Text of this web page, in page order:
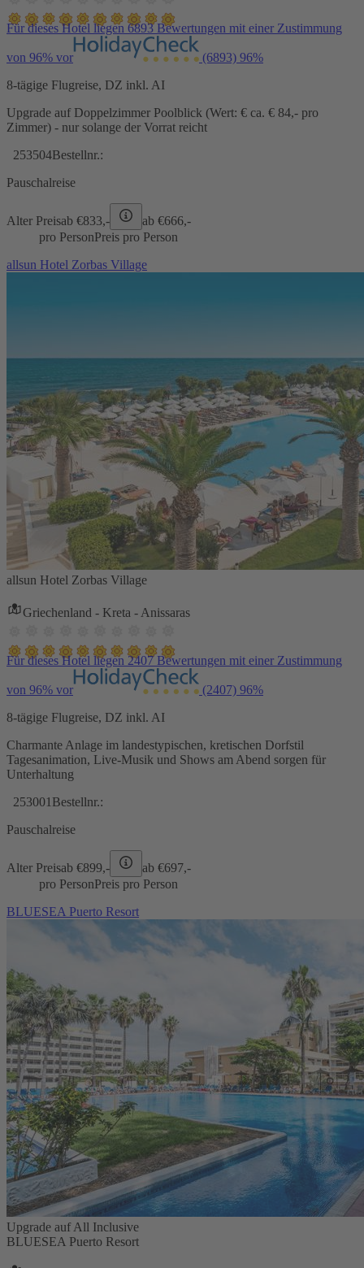
Für dieses Hotel liegen 6893 Bewertungen mit einer Zustimmung
von 96% vor (6893) 96%
8-tägige Flugreise, DZ inkl. AI
Upgrade auf Doppelzimmer Poolblick (Wert: € ca. € 84,- pro
Zimmer) - nur solange der Vorrat reicht
253504Bestellnr.:
Pauschalreise
Alter Preisab €833,- ab €666,-
pro PersonPreis pro Person
allsun Hotel Zorbas Village
allsun Hotel Zorbas Village
Griechenland - Kreta - Anissaras
Für dieses Hotel liegen 2407 Bewertungen mit einer Zustimmung
von 96% vor (2407) 96%
8-tägige Flugreise, DZ inkl. AI
Charmante Anlage im landestypischen, kretischen Dorfstil
Tagesanimation, Live-Musik und Shows am Abend sorgen für
Unterhaltung
253001 Bestellnr.:
Pauschalreise
Alter Preisab €899,- ab €697,-
pro PersonPreis pro Person
BLUESEA Puerto Resort
Upgrade auf All Inclusive
BLUESEA Puerto Resort